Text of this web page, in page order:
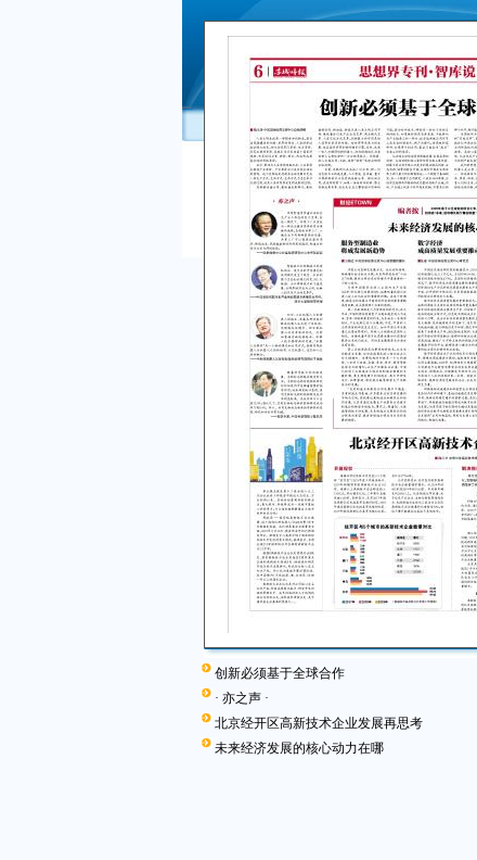
创新必须基于全球合作
· 亦之声 ·
北京经开区高新技术企业发展再思考
未来经济发展的核心动力在哪